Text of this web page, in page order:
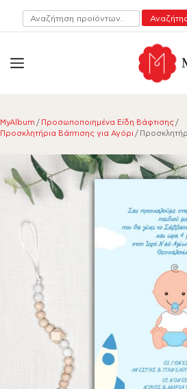
Αναζήτηση
για:
open
MyAlbum / Προσωποποιημένα Είδη Βάφτισης /
Προσκλητήρια Βάπτισης για Αγόρι /